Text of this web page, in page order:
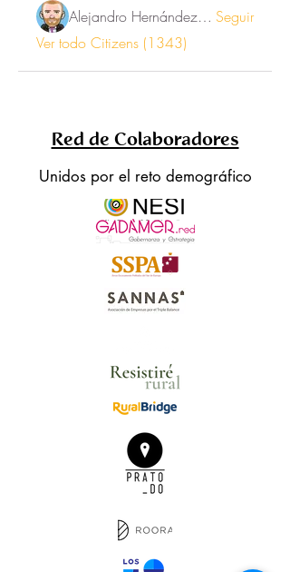
Alejandro Hernández Renner Seguir
Ver todo Citizens (1343)
Red de Colaboradores
Unidos por el reto demográfico